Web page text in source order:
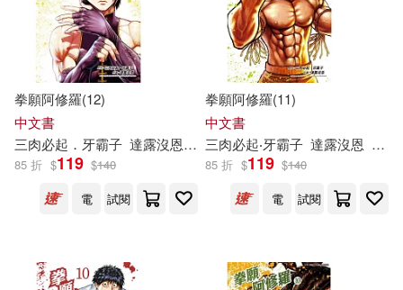
拳願阿修羅(12)
中文書
三肉必起 ． 牙霸子 達露沒恩 砂輪忍
85 折 $119 $140
電
試閱
拳願阿修羅(11)
中文書
三肉必起‧牙霸子 達露沒恩 砂輪
85 折 $119 $140
電
試閱